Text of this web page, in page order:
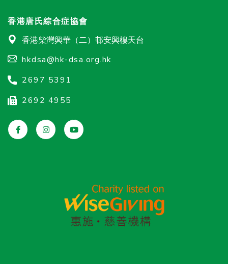
香港唐氏綜合症協會
香港柴灣興華（二）邨安興樓天台
hkdsa@hk-dsa.org.hk
2697 5391
2692 4955